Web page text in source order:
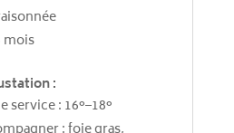
mois
:
service : 16°–18°